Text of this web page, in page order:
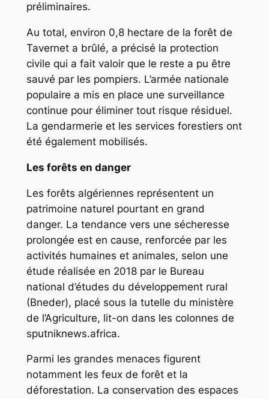
préliminaires.
Au total, environ 0,8 hectare de la forêt de
Tavernet a brûlé, a précisé la protection
civile qui a fait valoir que le reste a pu être
sauvé par les pompiers. L’armée nationale
populaire a mis en place une surveillance
continue pour éliminer tout risque résiduel.
La gendarmerie et les services forestiers ont
été également mobilisés.
Les forêts en danger
Les forêts algériennes représentent un
patrimoine naturel pourtant en grand
danger. La tendance vers une sécheresse
prolongée est en cause, renforcée par les
activités humaines et animales, selon une
étude réalisée en 2018 par le Bureau
national d’études du développement rural
(Bneder), placé sous la tutelle du ministère
de l’Agriculture, lit-on dans les colonnes de
sputniknews.africa.
Parmi les grandes menaces figurent
notamment les feux de forêt et la
déforestation. La conservation des espaces